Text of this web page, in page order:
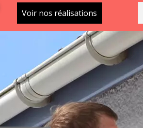
Voir nos réalisations